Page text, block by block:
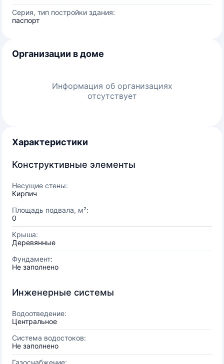
Серия, тип постройки здания:
паспорт
Организации в доме
Информация об организациях
отсутствует
Характеристики
Конструктивные элементы
Несущие стены:
Кирпич
Площадь подвала, м²:
0
Крыша:
Деревянные
Фундамент:
Не заполнено
Инженерные системы
Водоотведение:
Центральное
Система водостоков:
Не заполнено
Газоснабжение: